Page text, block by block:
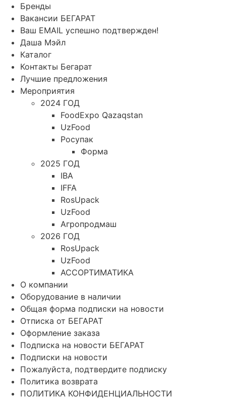
Бренды
Вакансии БЕГАРАТ
Ваш EMAIL успешно подтвержден!
Даша Мэйл
Каталог
Контакты Бегарат
Лучшие предложения
Мероприятия
2024 ГОД
FoodExpo Qazaqstan
UzFood
Росупак
Форма
2025 ГОД
IBA
IFFA
RosUpack
UzFood
Агропродмаш
2026 ГОД
RosUpack
UzFood
АССОРТИМАТИКА
О компании
Оборудование в наличии
Общая форма подписки на новости
Отписка от БЕГАРАТ
Оформление заказа
Подписка на новости БЕГАРАТ
Подписки на новости
Пожалуйста, подтвердите подписку
Политика возврата
ПОЛИТИКА КОНФИДЕНЦИАЛЬНОСТИ